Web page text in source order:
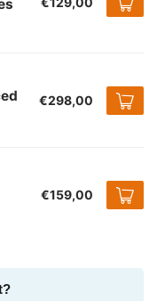
€298,00
€159,00